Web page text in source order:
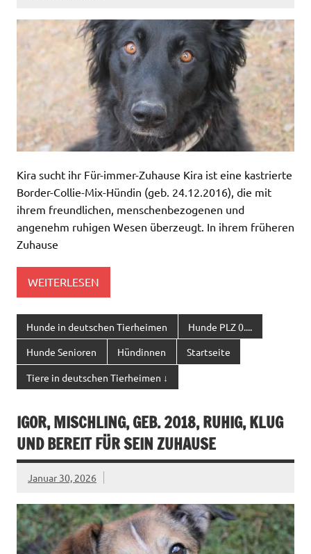
Kira sucht ihr Für-immer-Zuhause Kira ist eine kastrierte
Border-Collie-Mix-Hündin (geb. 24.12.2016), die mit
ihrem freundlichen, menschenbezogenen und
angenehm ruhigen Wesen überzeugt. In ihrem früheren
Zuhause
WEITERLESEN
Hunde in deutschen Tierheimen Hunde PLZ 0....
Hunde Senioren Hündinnen Startseite
Tiere in deutschen Tierheimen ↓
IGOR, MISCHLING, GEB. 2018, RUHIG, KLUG
UND BEREIT FÜR SEIN ZUHAUSE
Januar 30, 2026